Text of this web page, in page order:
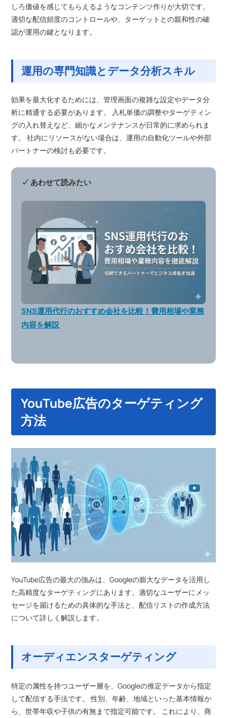
しろ価値を感じてもらえるようなコンテンツ作りが大切です。
適切な配信頻度のコントロールや、ターゲットとの親和性の確
認が運用の鍵となります。
運用の専門知識とデータ分析スキル
効果を最大化するためには、管理画面の複雑な設定やデータ分
析に精通する必要があります。 入札単価の調整やターゲティン
グの入れ替えなど、細かなメンテナンスが日常的に求められま
す。 社内にリソースがない場合は、運用の自動化ツールや外部
パートナーの検討も必要です。
✓ あわせて読みたい
SNS運用代行のおすすめ会社を比較！費用相場や業務
内容を解説
YouTube広告のターゲティング
方法
YouTube広告の最大の強みは、Googleの膨大なデータを活用し
た高精度なターゲティングにあります。適切なユーザーにメッ
セージを届けるための具体的な手法と、配信リストの作成方法
について詳しく解説します。
オーディエンスターゲティング
特定の属性を持つユーザー層を、Googleの推定データから指定
して配信する手法です。 性別、年齢、地域といった基本情報か
ら、世帯年収や子供の有無まで指定可能です。 これにより、商